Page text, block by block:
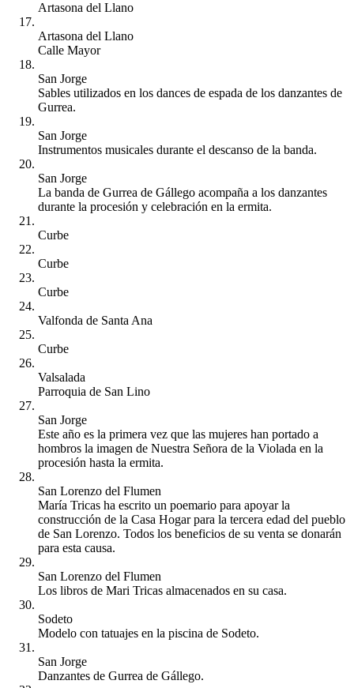
Artasona del Llano
Artasona del Llano
Calle Mayor
San Jorge
Sables utilizados en los dances de espada de los danzantes de
Gurrea.
San Jorge
Instrumentos musicales durante el descanso de la banda.
San Jorge
La banda de Gurrea de Gállego acompaña a los danzantes
durante la procesión y celebración en la ermita.
Curbe
Curbe
Curbe
Valfonda de Santa Ana
Curbe
Valsalada
Parroquia de San Lino
San Jorge
Este año es la primera vez que las mujeres han portado a
hombros la imagen de Nuestra Señora de la Violada en la
procesión hasta la ermita.
San Lorenzo del Flumen
María Tricas ha escrito un poemario para apoyar la
construcción de la Casa Hogar para la tercera edad del pueblo
de San Lorenzo. Todos los beneficios de su venta se donarán
para esta causa.
San Lorenzo del Flumen
Los libros de Mari Tricas almacenados en su casa.
Sodeto
Modelo con tatuajes en la piscina de Sodeto.
San Jorge
Danzantes de Gurrea de Gállego.